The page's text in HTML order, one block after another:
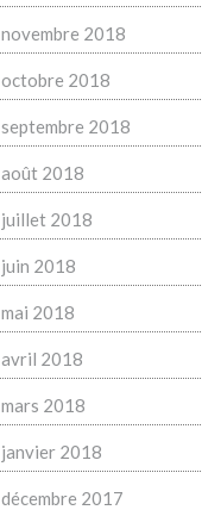
novembre 2018
octobre 2018
septembre 2018
août 2018
juillet 2018
juin 2018
mai 2018
avril 2018
mars 2018
janvier 2018
décembre 2017